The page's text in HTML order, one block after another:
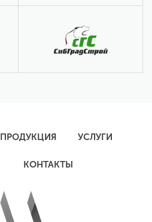
ПРОДУКЦИЯ УСЛУГИ
КОНТАКТЫ